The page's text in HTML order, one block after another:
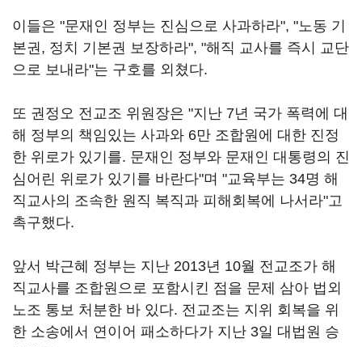
이들은 "문재인 정부는 진심으로 사과하라", "노동 기
본권, 정치 기본권 보장하라", "해직 교사를 즉시 교단
으로 보내라"는 구호를 외쳤다.
또 권정오 전교조 위원장은 "지난 7년 국가 폭력에 대
해 정부의 책임있는 사과와 6만 조합원에 대한 진정
한 위로가 있기를. 문재인 정부와 문재인 대통령의 진
심어린 위로가 있기를 바란다"며 "교육부는 34명 해
직교사의 조속한 원직 복직과 피해회복에 나서라"고
촉구했다.
앞서 박근혜 정부는 지난 2013년 10월 전교조가 해
직교사를 조합원으로 포함시킨 점을 문제 삼아 법외
노조 통보 처분한 바 있다. 전교조는 지위 회복을 위
한 소송에서 연이어 패소하다가 지난 3일 대법원 승